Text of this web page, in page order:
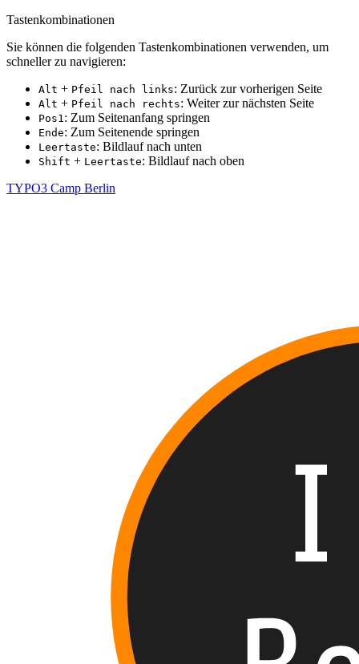
Tastenkombinationen
Sie können die folgenden Tastenkombinationen verwenden, um
schneller zu navigieren:
Alt + Pfeil nach links: Zurück zur vorherigen Seite
Alt + Pfeil nach rechts: Weiter zur nächsten Seite
Pos1: Zum Seitenanfang springen
Ende: Zum Seitenende springen
Leertaste: Bildlauf nach unten
Shift + Leertaste: Bildlauf nach oben
TYPO3 Camp Berlin